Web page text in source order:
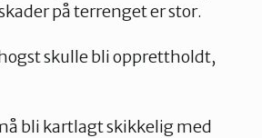
på terrenget er stor.
skulle bli opprettholdt,
bli kartlagt skikkelig med